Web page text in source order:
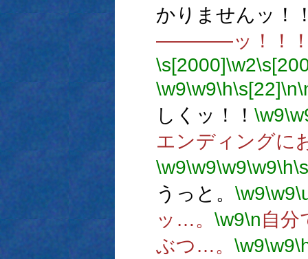
かりませんッ！
――――ッ！！
\s[2000]\w2
\w9\w9\h\s[22]\n
しくッ！！ \w9
エンディングに
\w9\w9\w9\w9\h
うっと。 \w9\w9
ッ…。 \w9\n自
ぶつ…。 \w9\w9